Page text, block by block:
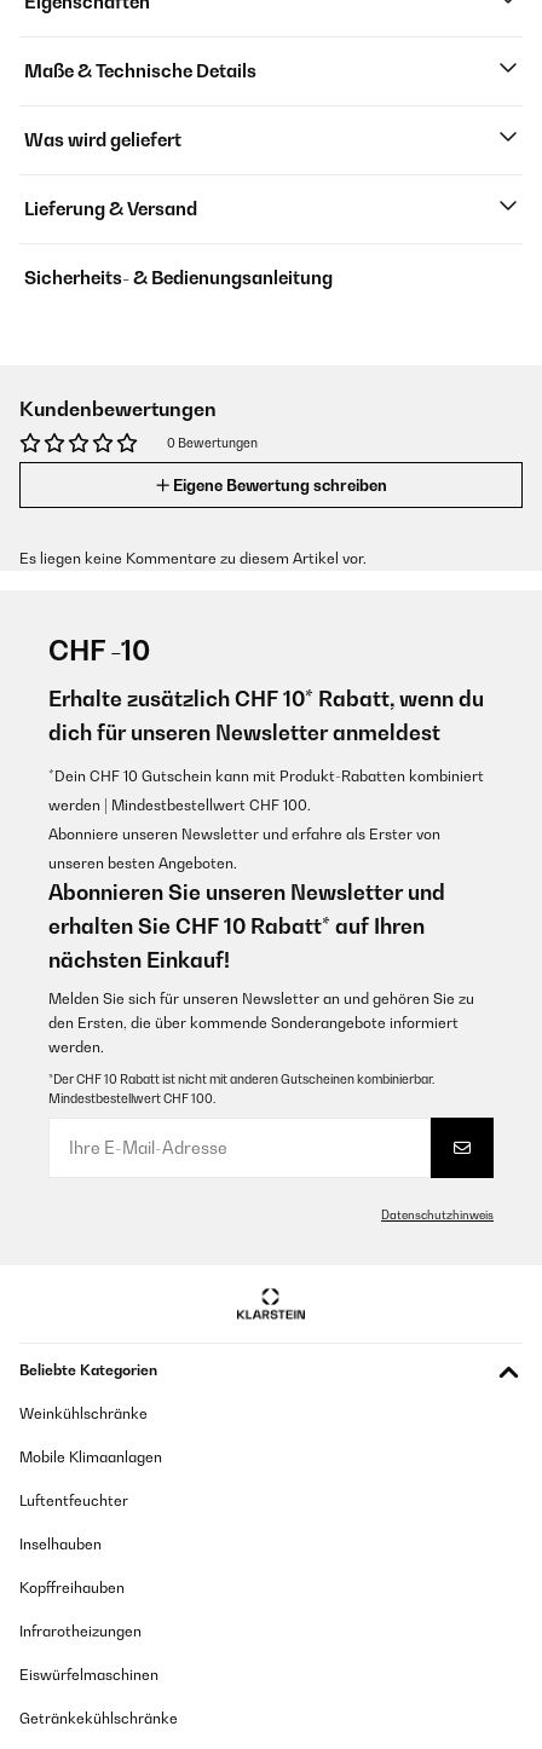
Maße & Technische Details
Was wird geliefert
Lieferung & Versand
Sicherheits- & Bedienungsanleitung
Kundenbewertungen
0 Bewertungen
Eigene Bewertung schreiben
Es liegen keine Kommentare zu diesem Artikel vor.
CHF -10
Erhalte zusätzlich CHF 10* Rabatt, wenn du
dich für unseren Newsletter anmeldest
*Dein CHF 10 Gutschein kann mit Produkt-Rabatten kombiniert
werden | Mindestbestellwert CHF 100.
Abonniere unseren Newsletter und erfahre als Erster von
unseren besten Angeboten.
Abonnieren Sie unseren Newsletter und
erhalten Sie CHF 10 Rabatt* auf Ihren
nächsten Einkauf!
Melden Sie sich für unseren Newsletter an und gehören Sie zu
den Ersten, die über kommende Sonderangebote informiert
werden.
*Der CHF 10 Rabatt ist nicht mit anderen Gutscheinen kombinierbar.
Mindestbestellwert CHF 100.
Datenschutzhinweis
Beliebte Kategorien
Weinkühlschränke
Mobile Klimaanlagen
Luftentfeuchter
Inselhauben
Kopffreihauben
Infrarotheizungen
Eiswürfelmaschinen
Getränkekühlschränke